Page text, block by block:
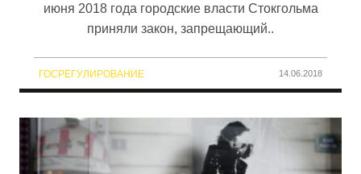
июня 2018 года городские власти Стокгольма
приняли закон, запрещающий..
ГОСРЕГУЛИРОВАНИЕ 14.06.2018